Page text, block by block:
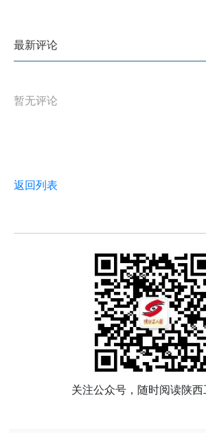
最新评论
暂无评论
返回列表
关注公众号，随时阅读陕西